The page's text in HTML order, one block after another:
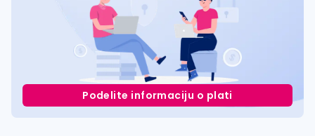
Podelite informaciju o plati